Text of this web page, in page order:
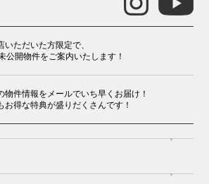
いただいた方限定で、
公開物件をご案内いたします！
物件情報をメールでいち早くお届け！
お得な特典が盛りだくさんです！